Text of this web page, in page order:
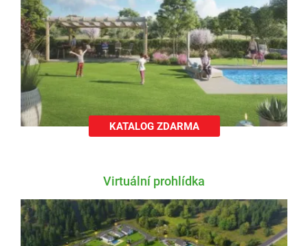
KATALOG ZDARMA
Virtuální prohlídka